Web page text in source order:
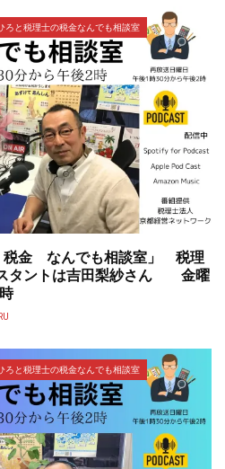
ろと税理士の税金なんでも相談室
金 なんでも相談室」 税理
タントは吉田梨紗さん 金曜
ろと税理士の税金なんでも相談室